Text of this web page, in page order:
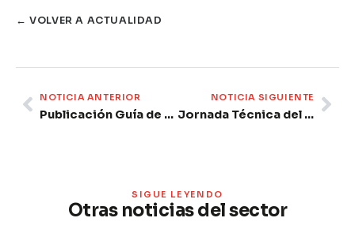
← VOLVER A ACTUALIDAD
Prev
NOTICIA ANTERIOR
Publicación Guía de Prácticas Correctas de Higiene del Sector Lácteo
NOTICIA SIGUIENTE
Jornada Técnica del Caqui
SIGUE LEYENDO
Otras noticias del sector